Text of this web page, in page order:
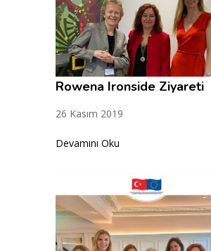
Rowena Ironside Ziyareti
26 Kasım 2019
Devamını Oku